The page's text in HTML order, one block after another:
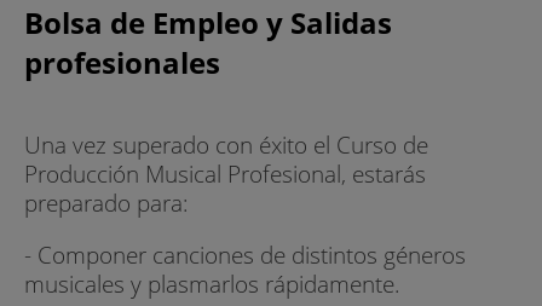
Bolsa de Empleo y Salidas
profesionales
Una vez superado con éxito el Curso de
Producción Musical Profesional, estarás
preparado para:
- Componer canciones de distintos géneros
musicales y plasmarlos rápidamente.